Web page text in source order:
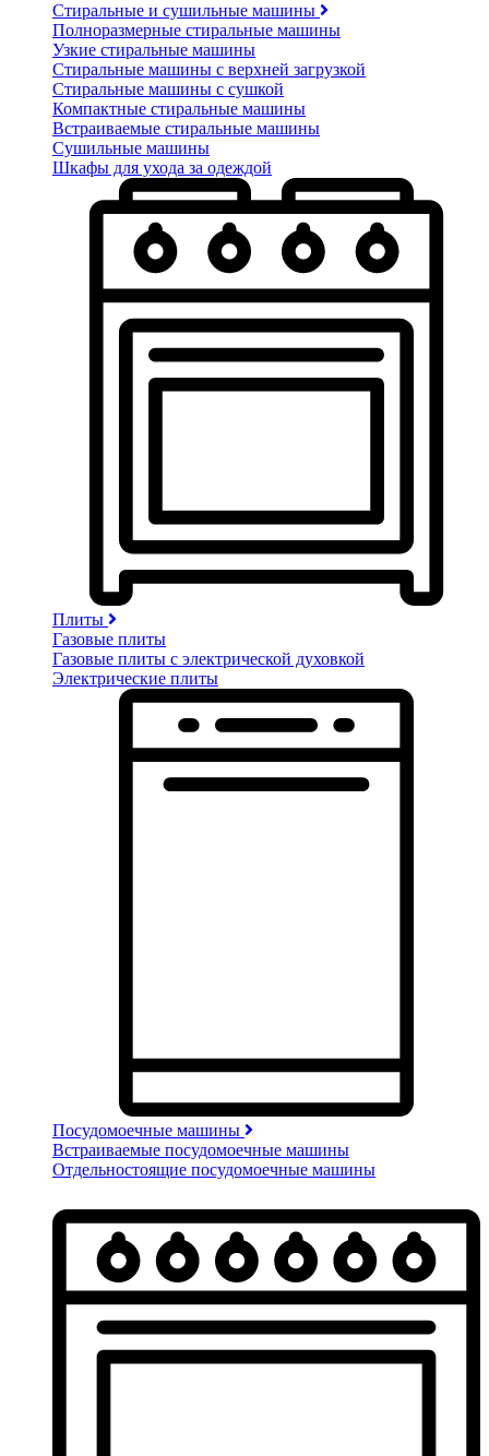
Стиральные и сушильные машины
Полноразмерные стиральные машины
Узкие стиральные машины
Стиральные машины с верхней загрузкой
Стиральные машины с сушкой
Компактные стиральные машины
Встраиваемые стиральные машины
Сушильные машины
Шкафы для ухода за одеждой
Плиты
Газовые плиты
Газовые плиты с электрической духовкой
Электрические плиты
Посудомоечные машины
Встраиваемые посудомоечные машины
Отдельностоящие посудомоечные машины